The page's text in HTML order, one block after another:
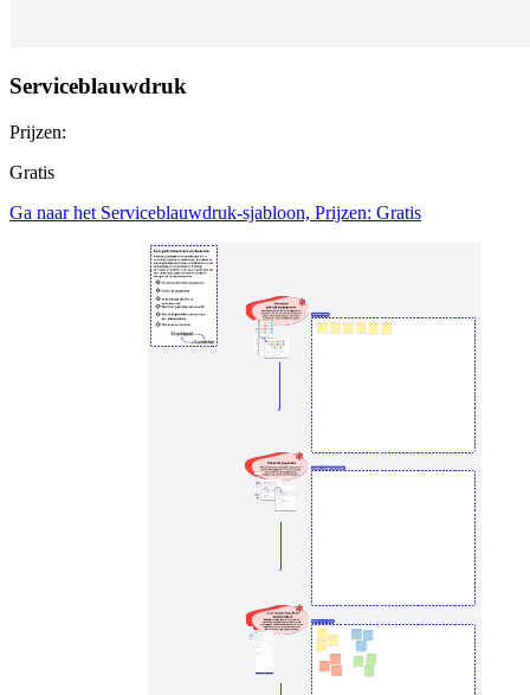
Serviceblauwdruk
Prijzen:
Gratis
Ga naar het Serviceblauwdruk-sjabloon, Prijzen: Gratis